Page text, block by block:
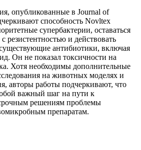
опубликованные в Journal of
способность Novltex
супербактерии, оставаться
резистентностью и действовать
антибиотики, включая
Он не показал токсичности на
Хотя необходимы дополнительные
на животных моделях и
авторы работы подчеркивают, что
важный шаг на пути к
решениям проблемы
препаратам.